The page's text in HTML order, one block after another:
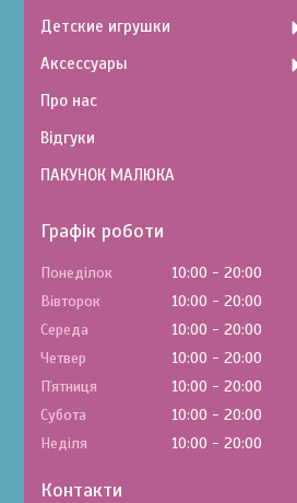
Детские игрушки
Аксессуары
Про нас
Відгуки
ПАКУНОК МАЛЮКА
Графік роботи
Понеділок 10:00
20:00
Вівторок
10:00
20:00
Середа
10:00
20:00
Четвер
10:00
20:00
Пʼятниця
10:00
20:00
Субота
10:00
20:00
Неділя
10:00 20:00
Контакти